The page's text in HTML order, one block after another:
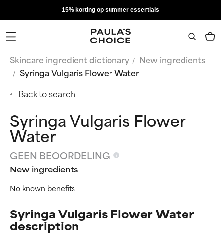
15% korting op summer essentials
Skincare ingredient dictionary
New ingredients
Syringa Vulgaris Flower Water
Back to search
Syringa Vulgaris Flower
Water
GEEN BEOORDELING
New ingredients
No known benefits
Syringa Vulgaris Flower Water
description